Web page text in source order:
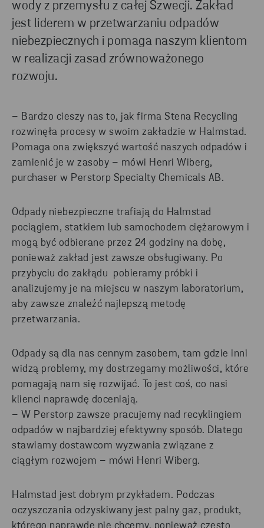
wody z przemysłu z całej Szwecji. Zakład
jest liderem w przetwarzaniu odpadów
niebezpiecznych i pomaga naszym klientom
w realizacji zasad zrównoważonego
rozwoju.
– Bardzo cieszy nas to, jak firma Stena Recycling
rozwinęła procesy w swoim zakładzie w Halmstad.
Pomaga ona zwiększyć wartość naszych odpadów i
zamienić je w zasoby – mówi Henri Wiberg,
purchaser w Perstorp Specialty Chemicals AB.
Odpady niebezpieczne trafiają do Halmstad
pociągiem, statkiem lub samochodem ciężarowym i
mogą być odbierane przez 24 godziny na dobę,
ponieważ zakład jest zawsze obsługiwany. Po
przybyciu do zakłądu pobieramy próbki i
analizujemy je na miejscu w naszym laboratorium,
aby zawsze znaleźć najlepszą metodę
przetwarzania.
Odpady są dla nas cennym zasobem, tam gdzie inni
widzą problemy, my dostrzegamy możliwości, które
pomagają nam się rozwijać. To jest coś, co nasi
klienci naprawdę doceniają.
– W Perstorp zawsze pracujemy nad recyklingiem
odpadów w najbardziej efektywny sposób. Dlatego
stawiamy dostawcom wyzwania związane z
ciągłym rozwojem – mówi Henri Wiberg.
Halmstad jest dobrym przykładem. Podczas
oczyszczania odzyskiwany jest palny gaz, produkt,
bezpiecznie, wydajnie i na skalę przemysłową.
CZYTAJ DALEJ